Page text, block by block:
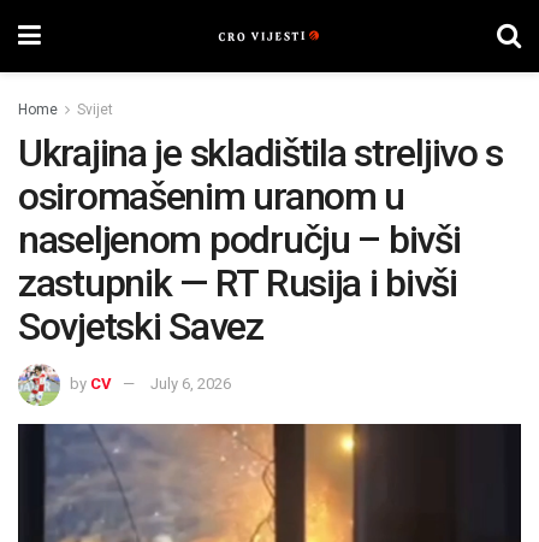
Home Svijet
Ukrajina je skladištila streljivo s
osiromašenim uranom u
naseljenom području – bivši
zastupnik — RT Rusija i bivši
Sovjetski Savez
by CV July 6, 2026